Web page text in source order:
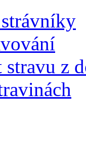
stravu z